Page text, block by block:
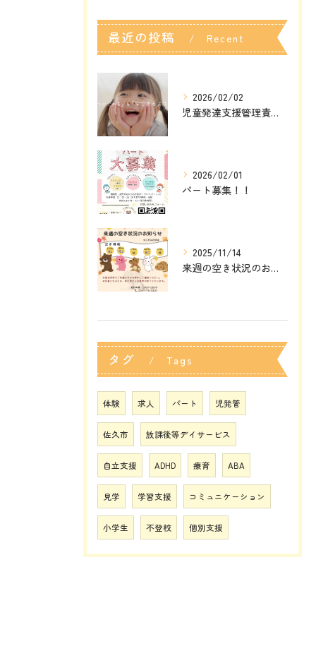
最近の投稿
Recent
2026/02/02
児童発達支援管理責任者 募集中！
2026/02/01
パート募集！！
2025/11/14
来週の空き状況のお知らせ
タグ Tags
体験 求人 パート 児発管
佐久市 放課後等デイサービス
自立支援 ADHD 療育 ABA
見学 学習支援 コミュニケーション
小学生 不登校 個別支援